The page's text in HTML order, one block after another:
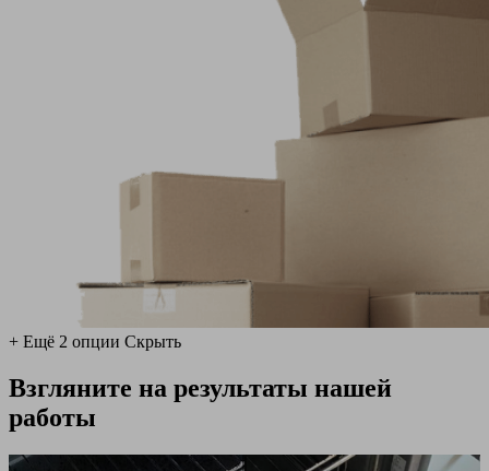
+ Ещё 2 опции Скрыть
Взгляните на результаты нашей
работы